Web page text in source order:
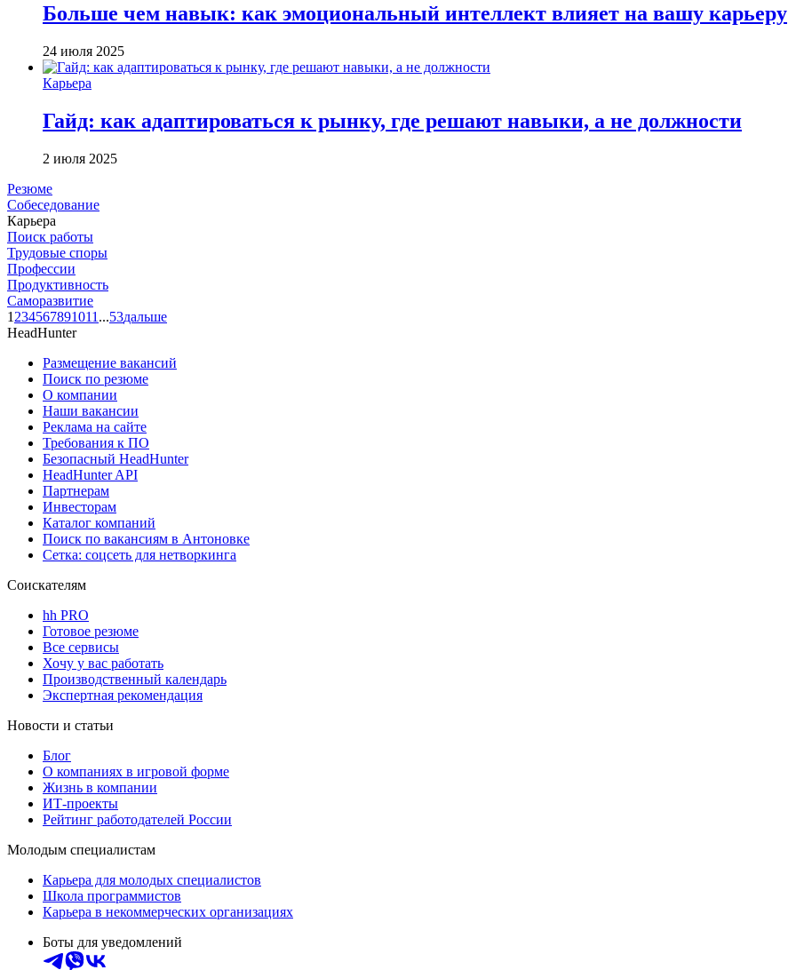
Больше чем навык: как эмоциональный интеллект влияет на вашу карьеру
24 июля 2025
Карьера
Гайд: как адаптироваться к рынку, где решают навыки, а не должности
2 июля 2025
Резюме
Собеседование
Карьера
Поиск работы
Трудовые споры
Профессии
Продуктивность
Саморазвитие
1 234567891011 ...53дальше
HeadHunter
Размещение вакансий
Поиск по резюме
О компании
Наши вакансии
Реклама на сайте
Требования к ПО
Безопасный HeadHunter
HeadHunter API
Партнерам
Инвесторам
Каталог компаний
Поиск по вакансиям в Антоновке
Сетка: соцсеть для нетворкинга
Соискателям
hh PRO
Готовое резюме
Все сервисы
Хочу у вас работать
Производственный календарь
Экспертная рекомендация
Новости и статьи
Блог
О компаниях в игровой форме
Жизнь в компании
ИТ-проекты
Рейтинг работодателей России
Молодым специалистам
Карьера для молодых специалистов
Школа программистов
Карьера в некоммерческих организациях
Боты для уведомлений